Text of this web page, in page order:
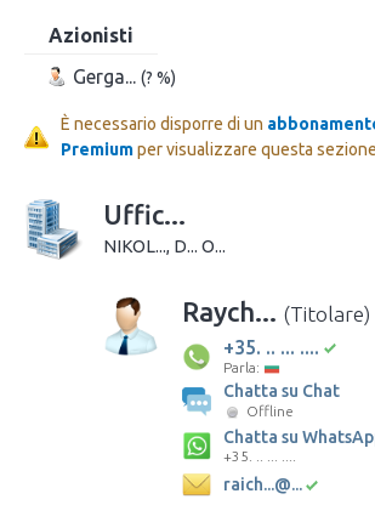
Azionisti
Gerga... (? %)
È necessario disporre di un
Premiumper visualizzare questa
Uffic...
NIKOL..., D... O...
Raych... (Titolare)
+35. .. ... ....
Parla:
Chatta su Chat
Offline
Chatta su
+35. .. ... ....
raich...@...